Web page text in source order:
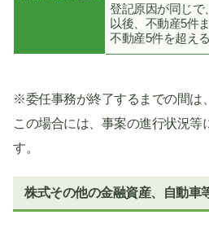
登記原因が同じ
以後、不動産5件
不動産5件を超え
※委任事務が終了するまでの間は
この場合には、事案の進行状況等
す。
株式その他の金融資産、自動車